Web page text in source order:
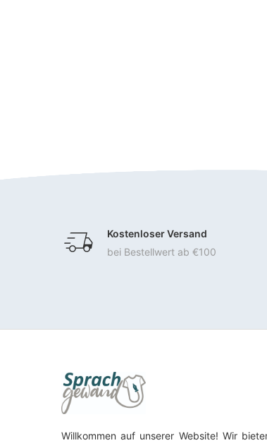
Kostenloser Versand
bei Bestellwert ab €100
Willkommen auf unserer Website! Wir